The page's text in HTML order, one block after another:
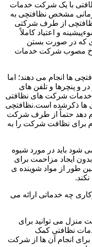
با یک شرکت خدمات
زمانی مشخص نظافتچی به
از طرف شرکتی
و اعتیاد کاملاً
ی که در صورت بستن
نرخ مصوب شرکت خدمات
ها انجام می دهند؛ اما
و پنچرها و تلفن های
خدمات شرکت های نظافتی
ها ذکرشده است.نظافتچی
دهد حتماً از طرف شرکت
برای نظافت شرکت را به
شود باید در مورد شیوه
ایجاد مزاحمت برای
طور از مواد شوینده ی
چه خدماتی ارائه می
می توانید برای
نظافتی کمک
انجام آن ها از شرکت